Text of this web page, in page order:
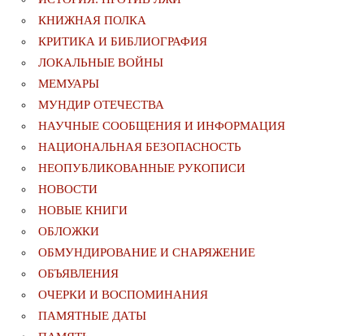
КНИЖНАЯ ПОЛКА
КРИТИКА И БИБЛИОГРАФИЯ
ЛОКАЛЬНЫЕ ВОЙНЫ
МЕМУАРЫ
МУНДИР ОТЕЧЕСТВА
НАУЧНЫЕ СООБЩЕНИЯ И ИНФОРМАЦИЯ
НАЦИОНАЛЬНАЯ БЕЗОПАСНОСТЬ
НЕОПУБЛИКОВАННЫЕ РУКОПИСИ
НОВОСТИ
НОВЫЕ КНИГИ
ОБЛОЖКИ
ОБМУНДИРОВАНИЕ И СНАРЯЖЕНИЕ
ОБЪЯВЛЕНИЯ
ОЧЕРКИ И ВОСПОМИНАНИЯ
ПАМЯТНЫЕ ДАТЫ